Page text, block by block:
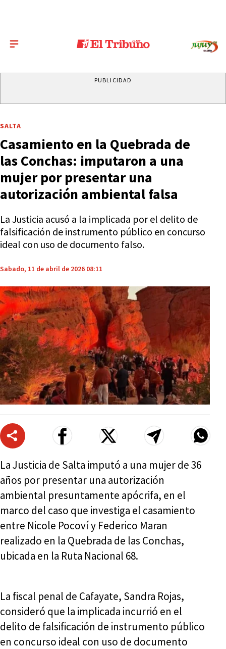
PUBLICIDAD
SALTA
Casamiento en la Quebrada de
las Conchas: imputaron a una
mujer por presentar una
autorización ambiental falsa
La Justicia acusó a la implicada por el delito de
falsificación de instrumento público en concurso
ideal con uso de documento falso.
Sabado, 11 de abril de 2026 08:11
La Justicia de Salta imputó a una mujer de 36
años por presentar una autorización
ambiental presuntamente apócrifa, en el
marco del caso que investiga el casamiento
entre Nicole Pocoví y Federico Maran
realizado en la Quebrada de las Conchas,
ubicada en la Ruta Nacional 68.
La fiscal penal de Cafayate, Sandra Rojas,
consideró que la implicada incurrió en el
delito de falsificación de instrumento público
en concurso ideal con uso de documento